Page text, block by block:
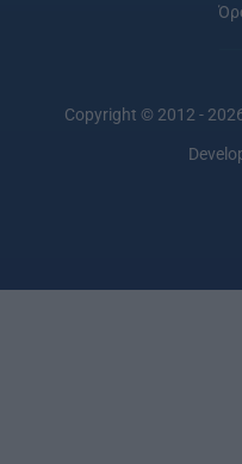
Copyright © 2012 -